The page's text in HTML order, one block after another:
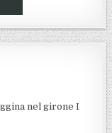
nel girone I